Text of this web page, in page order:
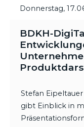
Donnerstag,
BDKH-
Stefan Eipeltauer
gibt Einblick in